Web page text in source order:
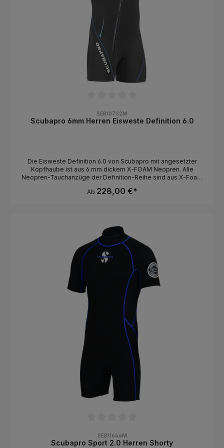
Doppelwandige Struktur - Maximale Sichtbarkeit im Wasser
dank der farbigen Rückwand - Tolle Passform
SEB10732M
Scubapro 6mm Herren Eisweste Definition 6.0
Die Eisweste Definition 6.0 von Scubapro mit angesetzter
Kopfhaube ist aus 6 mm dickem X-FOAM Neopren. Alle
Neopren-Tauchanzüge der Definition-Reihe sind aus X-Foam
ohne die Verwendung von Erdöl auskommt. Die Verarbeitung
Tauchanzügen Definition 3.0, Definition 5.0 oder 7.0. Die
Eisweste mit Frontreißverschluss wird über einem 3mm, 5mm
oder 7mm Tauchanzug getragen und sorgt für zusätzliche
Kleber Frontreißverschluss Angesetzte Kopfhaube
Ab 228,00 €*
SEB11646M
Scubapro Sport 2.0 Herren Shorty